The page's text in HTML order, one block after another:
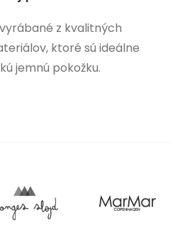
z kvalitných
ktoré sú ideálne
jemnú pokožku.